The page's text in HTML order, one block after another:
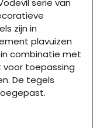
zijn in
plavuizen
combinatie met
voor toepassing
De tegels